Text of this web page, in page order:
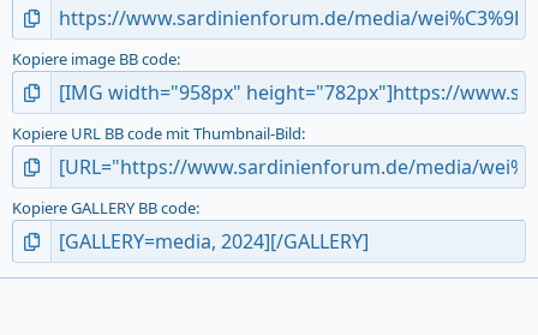
Kopiere image BB code
Kopiere URL BB code mit Thumbnail-Bild
Kopiere GALLERY BB code